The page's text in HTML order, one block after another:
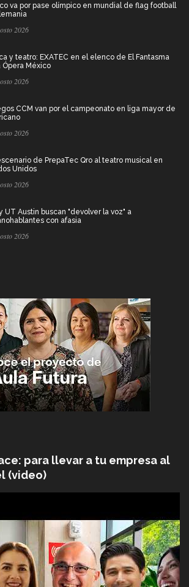
va por pase olímpico en mundial de flag football
2026
y teatro: EXATEC en el elenco de El Fantasma
Ópera México
2026
CCM van por el campeonato en liga mayor de
2026
de PrepaTec Qro al teatro musical en
Unidos
2026
UT Austin buscan "devolver la voz" a
con afasia
2026
para llevar a tu empresa al
(video)